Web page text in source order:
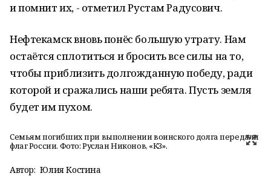
и помнит их, - отметил Рустам Радусович.
Нефтекамск вновь понёс большую утрату. Нам
остаётся сплотиться и бросить все силы на то,
чтобы приблизить долгожданную победу, ради
которой и сражались наши ребята. Пусть земля
будет им пухом.
Семьям погибших при выполнении воинского долга передали
флаг России. Фото: Руслан Никонов, «КЗ».
Автор: Юлия Костина